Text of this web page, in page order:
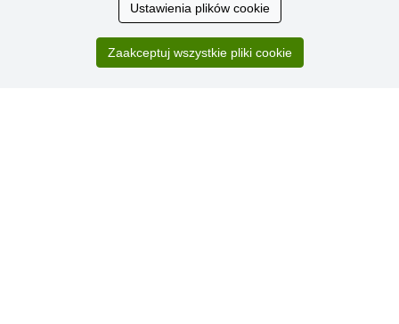
Zakup przebiegł sprawnie. Jestem
zadowolona. Polecam.
Ustawienia plików cookie
Zaakceptuj wszystkie pliki cookie